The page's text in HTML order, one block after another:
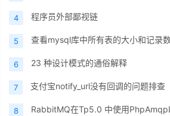
4 程序员外部鄙视链
5 查看mysql库中所有表的大小和记录
6 23 种设计模式的通俗解释
7 支付宝notify_url没有回调的问题排查
8 RabbitMQ在Tp5.0 中使用